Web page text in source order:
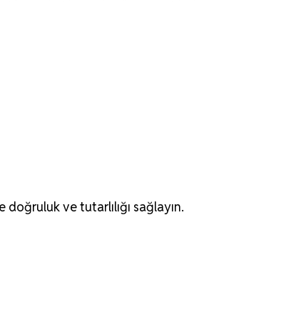
ve tutarlılığı sağlayın.